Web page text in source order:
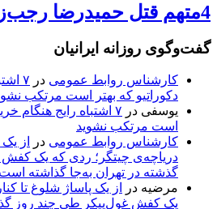
4متهم قتل حمیدرضا رجب‌زاده دستگیر شدند
گفت‌وگوی روزانه ایرانیان
کارشناس روابط عمومی در
۷
دکوراتیو که بهتر است مرتکب
یوسفی در
۷ اشتباه رایج هنگام
است مرتکب نشوید
کارشناس روابط عمومی در
از
دریاچه‌ی چیتگر؛ ردی که یک
گذشته در تهران به‌جا گذاشته است
مرضیه در
از یک پاساژ شلوغ تا
یک کفش غول‌پیکر طی چند روز